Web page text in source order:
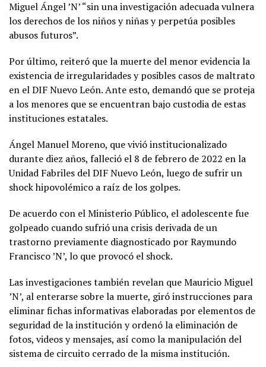
Miguel Ángel ’N’ “sin una investigación adecuada vulnera
los derechos de los niños y niñas y perpetúa posibles
abusos futuros”.
Por último, reiteró que la muerte del menor evidencia la
existencia de irregularidades y posibles casos de maltrato
en el DIF Nuevo León. Ante esto, demandó que se proteja
a los menores que se encuentran bajo custodia de estas
instituciones estatales.
Ángel Manuel Moreno, que vivió institucionalizado
durante diez años, falleció el 8 de febrero de 2022 en la
Unidad Fabriles del DIF Nuevo León, luego de sufrir un
shock hipovolémico a raíz de los golpes.
De acuerdo con el Ministerio Público, el adolescente fue
golpeado cuando sufrió una crisis derivada de un
trastorno previamente diagnosticado por Raymundo
Francisco ’N’, lo que provocó el shock.
Las investigaciones también revelan que Mauricio Miguel
’N’, al enterarse sobre la muerte, giró instrucciones para
eliminar fichas informativas elaboradas por elementos de
seguridad de la institución y ordenó la eliminación de
fotos, videos y mensajes, así como la manipulación del
sistema de circuito cerrado de la misma institución.